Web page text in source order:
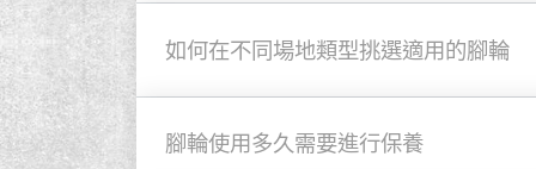
如何在不同場地類型挑選適用的腳輪
腳輪使用多久需要進行保養